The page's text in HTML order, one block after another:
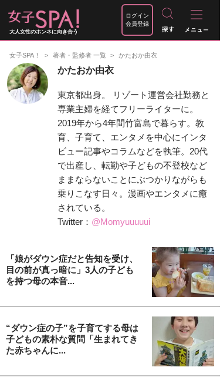
大人女性のホンネに向き合う
ログイン
会員登録
女子SPA！ 著者・監修者 一覧 かたおか由衣
かたおか由衣
東京都出身。 リゾート運営会社勤務と
専業主婦を経てフリーライターに。
2019年から4年間竹富島で暮らす。教
育、子育て、エンタメを中心にインタ
ビュー記事やコラムなどを執筆。20代
で出産し、転勤や子どもの不登校など
ままならないことにぶつかりながらも
乗りこなす日々。漫画やエンタメに癒
されている。
Twitter： @Momyuuuuui
「娘がダウン症だと告知を受け、
目の前が真っ暗に」3人の子ども
を持つ母の本音...
“ダウン症の子”を子育てする母は
子どもの素朴な質問「生まれてき
た赤ちゃんに...